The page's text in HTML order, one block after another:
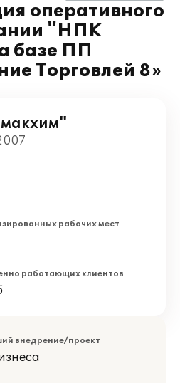
оперативного
"НПК
базе ПП
Торговлей 8»
рабочих мест
работающих клиентов
внедрение/проект